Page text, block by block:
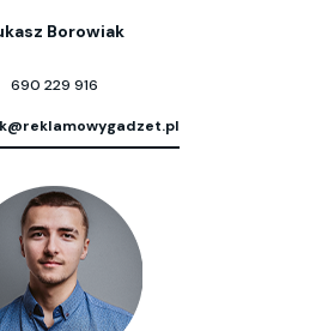
Borowiak
690 229 916